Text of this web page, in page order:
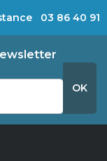
03 86 40 91
OK